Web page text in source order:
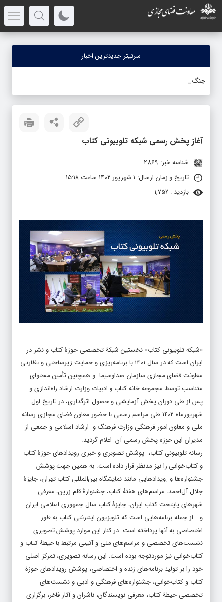
سرتیتر جدیدترین اخبار
جنگ رمضان؛ ا
آغاز پخش رسمی شبکه تلوبیونی کتاب
شناسه خبر: 2869
تاریخ و زمان ارسال: ۱ شهریور ۱۴۰۲ ساعت ۱۵:۱۸
بازدید : 1,757
«شبکه تلوبیونی کتاب» نخستین شبکۀ تخصصی حوزۀ کتاب و نشر در
ایران است که در سال 1401 با برنامه‌ریزی و حمایت زیرساختی و نظارتی
معاونت فضای مجازی سازمان صداوسیما و همچنین تأمین محتوای
متناسب توسط مجموعه خانه کتاب و ادبیات وزارت ارشاد راه‌اندازی و
پس از طی دوران پخش آزمایشی و حصول اثرگذاری، در تاریخ اول
شهریورماه 1402 طی مراسم رسمی با حضور معاون فضای مجازی رسانه
ملی و معاون امور فرهنگی وزارت فرهنگ و ارشاد اسلامی و جمعی از
مدیران این حوزه پخش رسمی آن اعلام گردید.
رسانه تلوبیونی کتاب، پوشش تصویری و خبری رویدادهای حوزۀ کتاب
و کتاب‌خوانی را نیز مدنظر قرار داده است. به همین جهت پوشش
جشنواره‌ها و رویدادهایی مانند نمایشگاه بین‌المللی کتاب تهران، جایزۀ
جلال آل‌احمد، مراسم‌های هفتۀ کتاب، جشنوارۀ قلم زرین، معرفی
شهرهای پایتخت کتاب ایران، جایزۀ کتاب سال جمهوری اسلامی ایران
و… از جمله برنامه‌هایی است که تلویزیون اینترنتی کتاب به طور
اختصاصی به آنها پرداخته است. در کنار این موارد پوشش تصویری
نشست‌های تخصصی و مراسم‌های ملی و آئینی مرتبط با حیطۀ کتاب و
کتاب‌خوانی نیز موردتوجه بوده است. این رسانه تصویری، تمرکز اصلی
خود را بر تولید برنامه‌های زنده و اختصاصی، پوشش رویدادهای حوزۀ
کتاب و کتاب‌خوانی، جشنواره‌های فرهنگی و ادبی و نشست‌های
تخصصی حیطۀ کتاب، معرفی نویسندگان، ناشران و آثار فاخر، برگزاری